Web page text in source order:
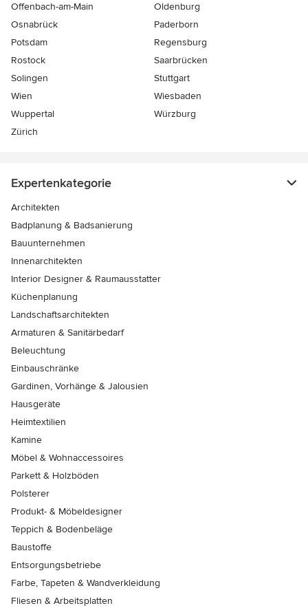
Offenbach-am-Main
Oldenburg
Osnabrück
Paderborn
Potsdam
Regensburg
Rostock
Saarbrücken
Solingen
Stuttgart
Wien
Wiesbaden
Wuppertal
Würzburg
Zürich
Expertenkategorie
Architekten
Badplanung & Badsanierung
Bauunternehmen
Innenarchitekten
Interior Designer & Raumausstatter
Küchenplanung
Landschaftsarchitekten
Armaturen & Sanitärbedarf
Beleuchtung
Einbauschränke
Gardinen, Vorhänge & Jalousien
Hausgeräte
Heimtextilien
Kamine
Möbel & Wohnaccessoires
Parkett & Holzböden
Polsterer
Produkt- & Möbeldesigner
Teppich & Bodenbeläge
Baustoffe
Entsorgungsbetriebe
Farbe, Tapeten & Wandverkleidung
Fliesen & Arbeitsplatten